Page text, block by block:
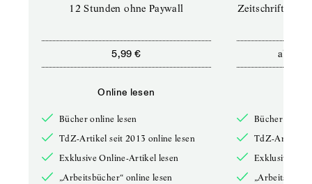
12 Stunden ohne Paywall
5,99 €
Online lesen
Bücher online lesen
TdZ-Artikel seit 2013 online lesen
Exklusive Online-Artikel lesen
„Arbeitsbücher“ online lesen
Zeitschriften
ab
Bücher online
TdZ-Artikel
Exklusive